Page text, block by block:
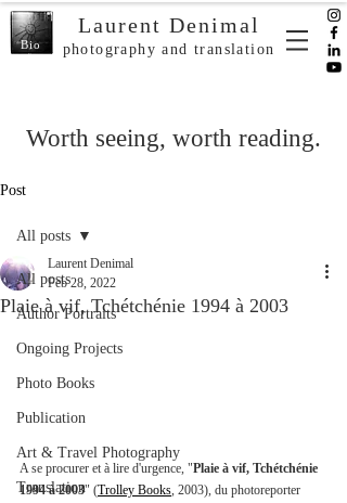
Bio
Laurent Denimal
photography and translation
Worth seeing, worth reading.
Post
All posts
Author Portraits
Ongoing Projects
Photo Books
Publication
Art & Travel Photography
Translation
All posts
Plaie à vif, Tchétchénie 1994 à 2003
Laurent Denimal
Feb 28, 2022
A se procurer et à lire d'urgence, "Plaie à vif, Tchétchénie
1994 à 2003" (Trolley Books, 2003), du photoreporter